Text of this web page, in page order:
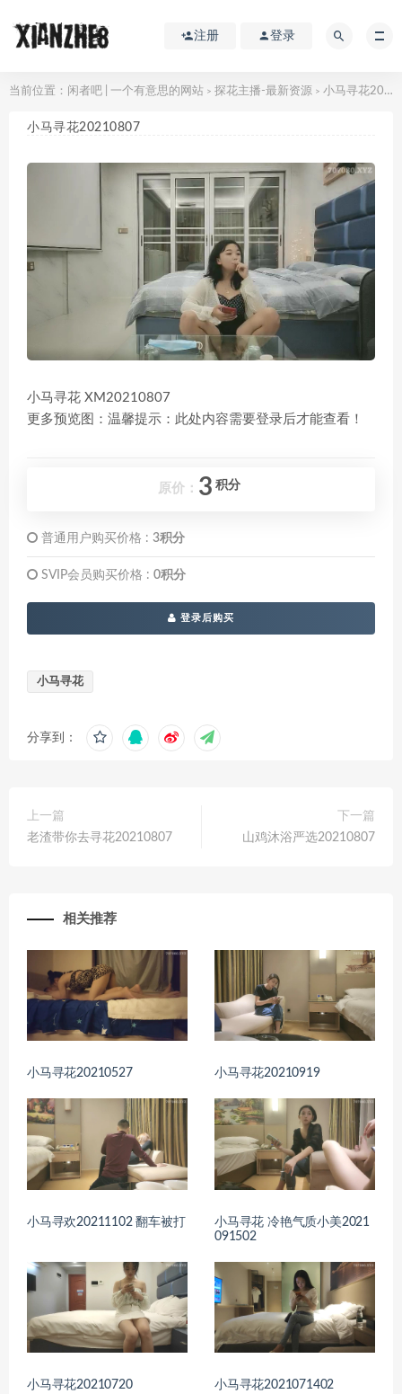
注册 登录
当前位置： 闲者吧 | 一个有意思的网站 > 探花主播-最新资源 > 小马寻花20210807
小马寻花20210807
小马寻花 XM20210807
更多预览图：温馨提示：此处内容需要登录后才能查看！
原价： 3 积分
普通用户购买价格 : 3积分
SVIP会员购买价格 : 0积分
登录后购买
小马寻花
分享到：
上一篇
老渣带你去寻花20210807
下一篇
山鸡沐浴严选20210807
相关推荐
小马寻花20210527 小马寻花20210919
小马寻欢20211102 翻车被打
小马寻花 冷艳气质小美2021
091502
小马寻花20210720 小马寻花2021071402